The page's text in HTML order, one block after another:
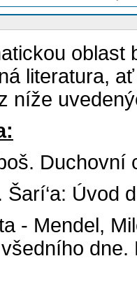
oblast
literatura,
níže
Duchovní
Úvod
Mendel,